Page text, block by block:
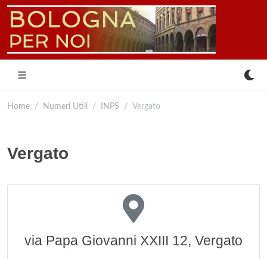
Home Numeri Utili INPS Vergato
Vergato
via Papa Giovanni XXIII 12, Vergato